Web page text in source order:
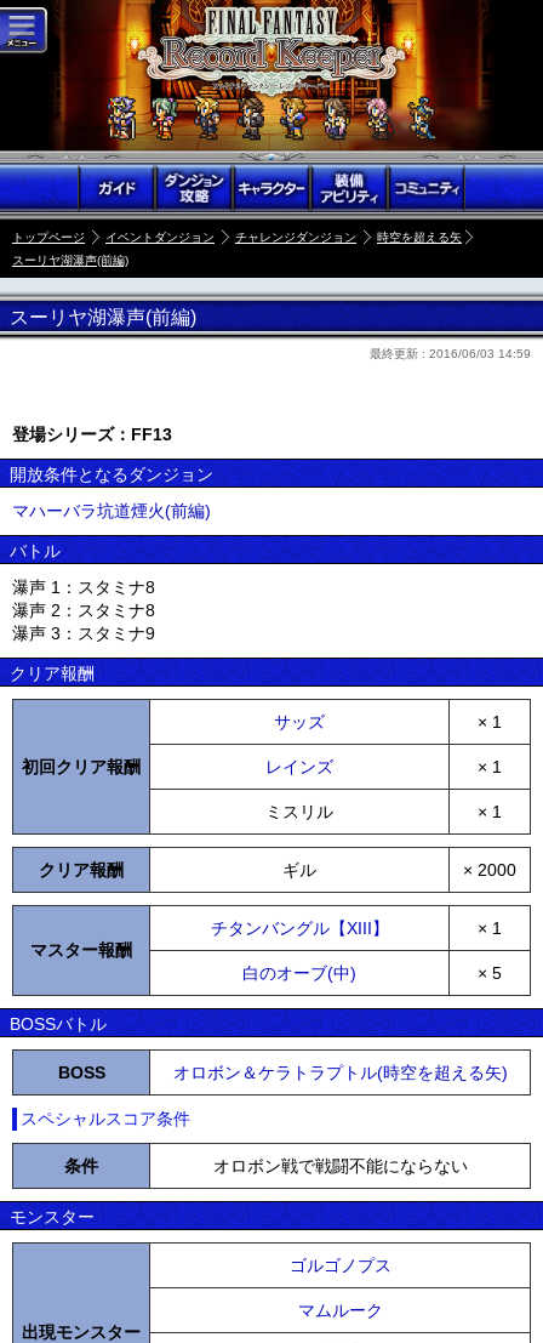
トップページ イベントダンジョン チャレンジダンジョン
時空を超える矢
スーリヤ湖瀑声(前編)
スーリヤ湖瀑声(前編)
最終更新 : 2016/06/03 14:59
登場シリーズ：FF13
開放条件となるダンジョン
マハーバラ坑道煙火(前編)
バトル
瀑声 1：スタミナ8
瀑声 2：スタミナ8
瀑声 3：スタミナ9
クリア報酬
初回クリア報酬
サッズ × 1
レインズ × 1
ミスリル × 1
クリア報酬 ギル × 2000
マスター報酬
チタンバングル【XIII】 × 1
白のオーブ(中) × 5
BOSSバトル
BOSS オロボン＆ケラトラプトル(時空を超える矢)
スペシャルスコア条件
条件 オロボン戦で戦闘不能にならない
モンスター
出現モンスター
ゴルゴノプス
マムルーク